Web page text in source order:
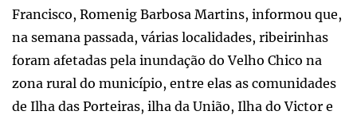
Francisco, Romenig Barbosa Martins, informou que,
na semana passada, várias localidades, ribeirinhas
foram afetadas pela inundação do Velho Chico na
zona rural do município, entre elas as comunidades
de Ilha das Porteiras, ilha da União, Ilha do Victor e